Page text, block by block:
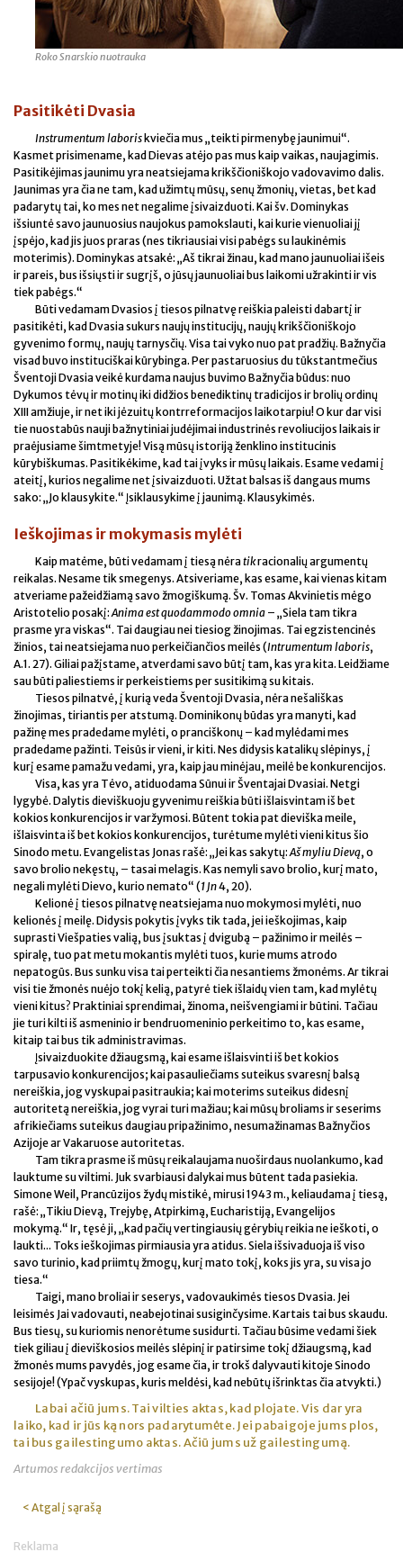
Roko Snarskio nuotrauka
Pasitikėti Dvasia
Instrumentum laboriskviečia mus „teikti pirmenybę jaunimui“.
Kasmet prisimename, kad Dievas atėjo pas mus kaip vaikas, naujagimis.
Pasitikėjimas jaunimu yra neatsiejama krikščioniškojo vadovavimo dalis.
Jaunimas yra čia ne tam, kad užimtų mūsų, senų žmonių, vietas, bet kad
padarytų tai, ko mes net negalime įsivaizduoti. Kai šv. Dominykas
išsiuntė savo jaunuosius naujokus pamokslauti, kai kurie vienuoliai jį
įspėjo, kad jis juos praras (nes tikriausiai visi pabėgs su laukinėmis
moterimis). Dominykas atsakė: „Aš tikrai žinau, kad mano jaunuoliai išeis
ir pareis, bus išsiųsti ir sugrįš, o jūsų jaunuoliai bus laikomi užrakinti ir vis
tiek pabėgs.“
Būti vedamam Dvasios į tiesos pilnatvę reiškia paleisti dabartį ir
pasitikėti, kad Dvasia sukurs naujų institucijų, naujų krikščioniškojo
gyvenimo formų, naujų tarnysčių. Visa tai vyko nuo pat pradžių. Bažnyčia
visad buvo instituciškai kūrybinga. Per pastaruosius du tūkstantmečius
Šventoji Dvasia veikė kurdama naujus buvimo Bažnyčia būdus: nuo
Dykumos tėvų ir motinų iki didžios benediktinų tradicijos ir brolių ordinų
XIII amžiuje, ir net iki jėzuitų kontrreformacijos laikotarpiu! O kur dar visi
tie nuostabūs nauji bažnytiniai judėjimai industrinės revoliucijos laikais ir
praėjusiame šimtmetyje! Visą mūsų istoriją ženklino institucinis
kūrybiškumas. Pasitikėkime, kad tai įvyks ir mūsų laikais. Esame vedami į
ateitį, kurios negalime net įsivaizduoti. Užtat balsas iš dangaus mums
sako: „Jo klausykite.“ Įsiklausykime į jaunimą. Klausykimės.
Ieškojimas ir mokymasis mylėti
Kaip matėme, būti vedamam į tiesą nėratikracionalių argumentų
reikalas. Nesame tik smegenys. Atsiveriame, kas esame, kai vienas kitam
atveriame pažeidžiamą savo žmogiškumą. Šv. Tomas Akvinietis mėgo
Aristotelio posakį: Anima est quodammodo omnia – „Siela tam tikra
prasme yra viskas“. Tai daugiau nei tiesiog žinojimas. Tai egzistencinės
žinios, tai neatsiejama nuo perkeičiančios meilės (Intrumentum laboris,
A.1. 27). Giliai pažįstame, atverdami savo būtį tam, kas yra kita. Leidžiame
sau būti paliestiems ir perkeistiems per susitikimą su kitais.
Tiesos pilnatvė, į kurią veda Šventoji Dvasia, nėra nešališkas
žinojimas, tiriantis per atstumą. Dominikonų būdas yra manyti, kad
pažinę mes pradedame mylėti, o pranciškonų – kad mylėdami mes
pradedame pažinti. Teisūs ir vieni, ir kiti. Nes didysis katalikų slėpinys, į
kurį esame pamažu vedami, yra, kaip jau minėjau, meilė be konkurencijos.
Visa, kas yra Tėvo, atiduodama Sūnui ir Šventajai Dvasiai. Netgi
lygybė. Dalytis dieviškuoju gyvenimu reiškia būti išlaisvintam iš bet
kokios konkurencijos ir varžymosi. Būtent tokia pat dieviška meile,
išlaisvinta iš bet kokios konkurencijos, turėtume mylėti vieni kitus šio
Sinodo metu. Evangelistas Jonas rašė: „Jei kas sakytų: Aš myliu Dievą, o
savo brolio nekęstų, – tasai melagis. Kas nemyli savo brolio, kurį mato,
negali mylėti Dievo, kurio nemato“ (1 Jn4, 20).
Kelionė į tiesos pilnatvę neatsiejama nuo mokymosi mylėti, nuo
kelionės į meilę. Didysis pokytis įvyks tik tada, jei ieškojimas, kaip
suprasti Viešpaties valią, bus įsuktas į dvigubą – pažinimo ir meilės –
spiralę, tuo pat metu mokantis mylėti tuos, kurie mums atrodo
nepatogūs. Bus sunku visa tai perteikti čia nesantiems žmonėms. Ar tikrai
visi tie žmonės nuėjo tokį kelią, patyrė tiek išlaidų vien tam, kad mylėtų
vieni kitus? Praktiniai sprendimai, žinoma, neišvengiami ir būtini. Tačiau
jie turi kilti iš asmeninio ir bendruomeninio perkeitimo to, kas esame,
kitaip tai bus tik administravimas.
Įsivaizduokite džiaugsmą, kai esame išlaisvinti iš bet kokios
tarpusavio konkurencijos; kai pasauliečiams suteikus svaresnį balsą
nereiškia, jog vyskupai pasitraukia; kai moterims suteikus didesnį
autoritetą nereiškia, jog vyrai turi mažiau; kai mūsų broliams ir seserims
afrikiečiams suteikus daugiau pripažinimo, nesumažinamas Bažnyčios
Azijoje ar Vakaruose autoritetas.
Tam tikra prasme iš mūsų reikalaujama nuoširdaus nuolankumo, kad
lauktume su viltimi. Juk svarbiausi dalykai mus būtent tada pasiekia.
Simone Weil, Prancūzijos žydų mistikė, mirusi 1943 m., keliaudama į tiesą,
rašė: „Tikiu Dievą, Trejybę, Atpirkimą, Eucharistiją, Evangelijos
mokymą.“ Ir, tęsė ji, „kad pačių vertingiausių gėrybių reikia ne ieškoti, o
laukti... Toks ieškojimas pirmiausia yra atidus. Siela išsivaduoja iš viso
savo turinio, kad priimtų žmogų, kurį mato tokį, koks jis yra, su visa jo
tiesa.“
Taigi, mano broliai ir seserys, vadovaukimės tiesos Dvasia. Jei
leisimės Jai vadovauti, neabejotinai susiginčysime. Kartais tai bus skaudu.
Bus tiesų, su kuriomis nenorėtume susidurti. Tačiau būsime vedami šiek
tiek giliau į dieviškosios meilės slėpinį ir patirsime tokį džiaugsmą, kad
žmonės mums pavydės, jog esame čia, ir trokš dalyvauti kitoje Sinodo
sesijoje! (Ypač vyskupas, kuris meldėsi, kad nebūtų išrinktas čia atvykti.)
Labai ačiū jums. Tai vilties aktas, kad plojate. Vis dar yra
laiko, kad ir jūs ką nors padarytumėte. Jei pabaigoje jums plos,
tai bus gailestingumo aktas. Ačiū jums už gailestingumą.
Artumos redakcijos vertimas
< Atgal į sąrašą
Reklama